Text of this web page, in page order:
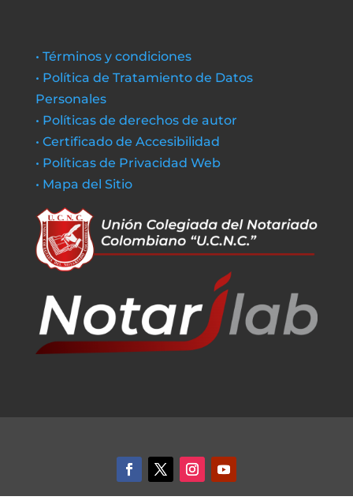
• Términos y condiciones
• Política de Tratamiento de Datos
Personales
• Políticas de derechos de autor
• Certificado de Accesibilidad
• Políticas de Privacidad Web
• Mapa del Sitio